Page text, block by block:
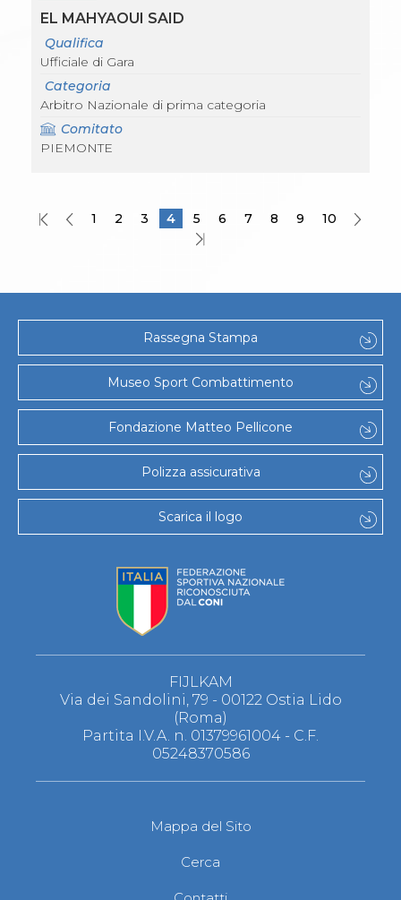
EL MAHYAOUI SAID
Qualifica
Ufficiale di Gara
Categoria
Arbitro Nazionale di prima categoria
Comitato
PIEMONTE
1 2 3 4 5 6 7 8 9 10
Rassegna Stampa
Museo Sport Combattimento
Fondazione Matteo Pellicone
Polizza assicurativa
Scarica il logo
FIJLKAM
Via dei Sandolini, 79 - 00122 Ostia Lido
(Roma)
Partita I.V.A. n. 01379961004 - C.F.
05248370586
Mappa del Sito
Cerca